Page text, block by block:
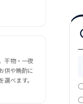
干物・一夜
供や晩酌に
べます。